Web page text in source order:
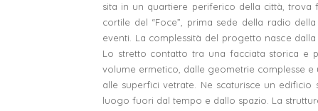
sita in un quartiere periferico della città,
cortile del “Foce”, prima sede della radio
eventi. La complessità del progetto nasce
Lo stretto contatto tra una facciata storica e
volume ermetico, dalle geometrie complesse
alle superfici vetrate. Ne scaturisce un
luogo fuori dal tempo e dallo spazio. La